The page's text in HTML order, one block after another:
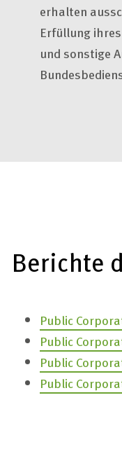
erhalten
Erfüllung
und sonstige
Berichte
Public
Public
Public
Public